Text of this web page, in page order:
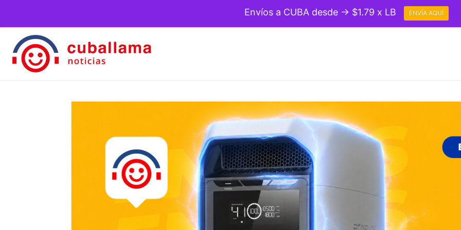
Envíos a CUBA desde → $1.79 x LB ENVÍA AQUÍ